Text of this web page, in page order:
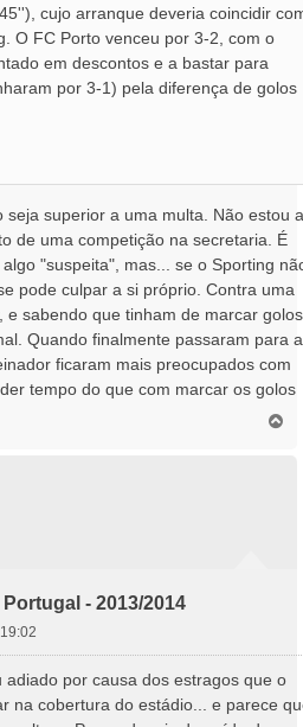
cujo arranque deveria coincidir
O FC Porto venceu por 3-2, com o
em descontos e a bastar para
por 3-1) pela diferença de golos
seja superior a uma multa. Não estou a
de uma competição na secretaria. É
"suspeita", mas... se o Sporting
pode culpar a si próprio. Contra uma
e sabendo que tinham de marcar
Quando finalmente passaram para a
ficaram mais preocupados com
tempo do que com marcar os golos
- 2013/2014
adiado por causa dos estragos que o
na cobertura do estádio... e parece